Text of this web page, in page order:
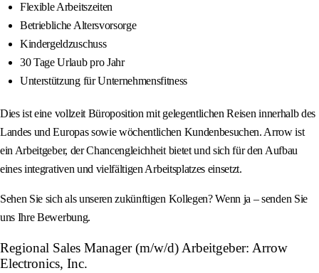
Flexible Arbeitszeiten
Betriebliche Altersvorsorge
Kindergeldzuschuss
30 Tage Urlaub pro Jahr
Unterstützung für Unternehmensfitness
Dies ist eine vollzeit Büroposition mit gelegentlichen Reisen innerhalb des
Landes und Europas sowie wöchentlichen Kundenbesuchen. Arrow ist
ein Arbeitgeber, der Chancengleichheit bietet und sich für den Aufbau
eines integrativen und vielfältigen Arbeitsplatzes einsetzt.
Sehen Sie sich als unseren zukünftigen Kollegen? Wenn ja – senden Sie
uns Ihre Bewerbung.
Regional Sales Manager (m/w/d) Arbeitgeber: Arrow
Electronics, Inc.